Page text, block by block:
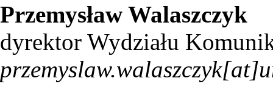
Przemysław Walaszczyk
dyrektor Wydziału